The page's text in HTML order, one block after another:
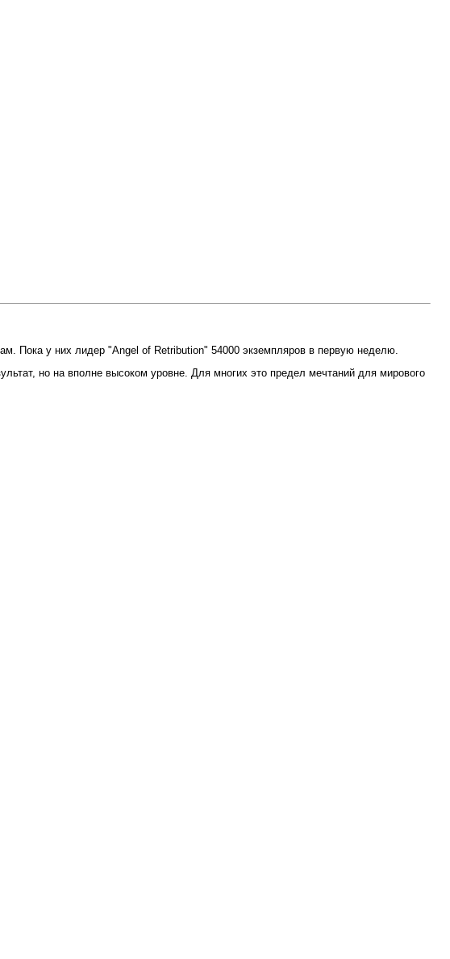
Пока у них лидер "Angel of Retribution" 54000 экземпляров в первую неделю.
но на вполне высоком уровне. Для многих это предел мечтаний для мирового